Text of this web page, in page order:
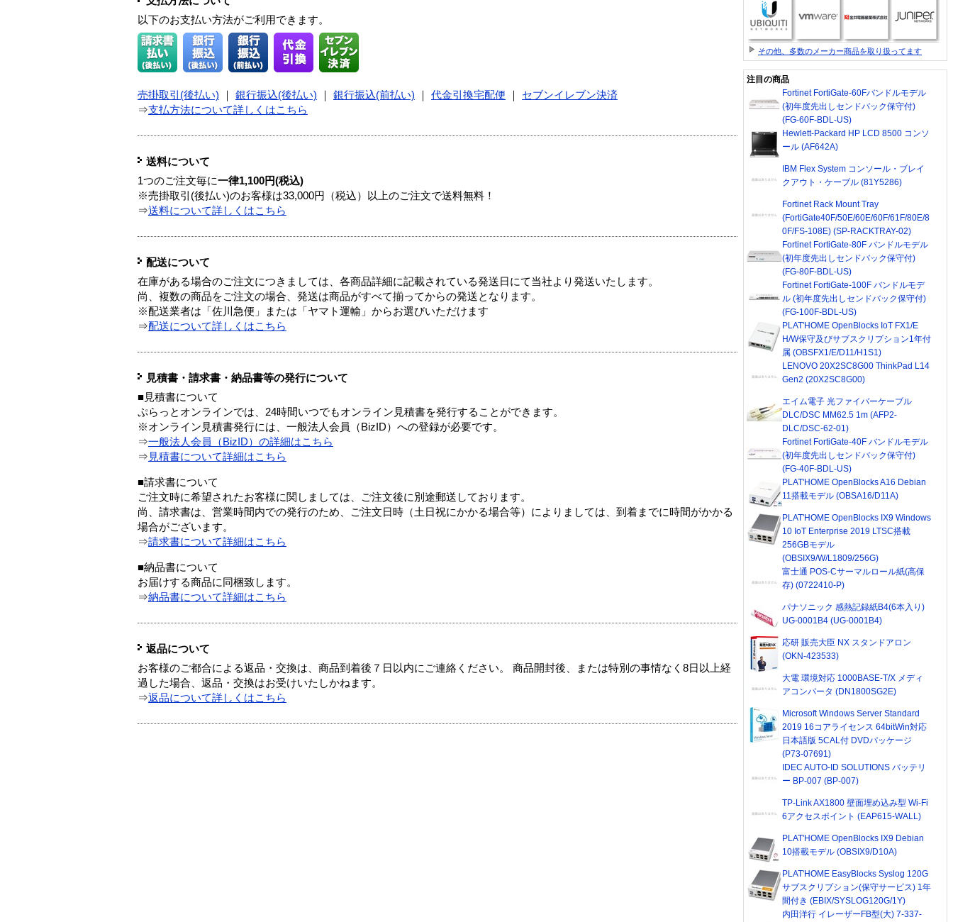
以下のお支払い方法がご利用できます。
売掛取引(後払い) 銀行振込(後払い) 銀行振込(前払い) 代金引換宅配便
セブンイレブン決済
⇒支払方法について詳しくはこちら
送料について
1つのご注文毎に一律1,100円(税込)
※売掛取引(後払い)のお客様は33,000円（税込）以上のご注文で送料無料！
⇒送料について詳しくはこちら
配送について
在庫がある場合のご注文につきましては、各商品詳細に記載されている発送日にて当社より発送いたします。
尚、複数の商品をご注文の場合、発送は商品がすべて揃ってからの発送となります。
※配送業者は「佐川急便」または「ヤマト運輸」からお選びいただけます
⇒配送について詳しくはこちら
見積書・請求書・納品書等の発行について
■見積書について
ぷらっとオンラインでは、24時間いつでもオンライン見積書を発行することができます。
※オンライン見積書発行には、一般法人会員（BizID）への登録が必要です。
⇒一般法人会員（BizID）の詳細はこちら
⇒ 見積書について詳細はこちら
■請求書について
ご注文時に希望されたお客様に関しましては、ご注文後に別途郵送しております。
尚、請求書は、営業時間内での発行のため、ご注文日時（土日祝にかかる場合等）によりましては、到着までに時間がかかる
場合がございます。
⇒請求書について詳細はこちら
■納品書について
お届けする商品に同梱致します。
⇒納品書について詳細はこちら
返品について
お客様のご都合による返品・交換は、商品到着後７日以内にご連絡ください。 商品開封後、または特別の事情なく8日以上経
過した場合、返品・交換はお受けいたしかねます。
⇒返品について詳しくはこちら
その他、多数のメーカー商品を取り扱ってます
注目の商品
Fortinet FortiGate-60Fバンドルモデル
(初年度先出しセンドバック保守付)
(FG-60F-BDL-US)
Hewlett-Packard HP LCD 8500 コンソ
ール (AF642A)
IBM Flex System コンソール・ブレイ
クアウト・ケーブル (81Y5286)
Fortinet Rack Mount Tray
(FortiGate40F/50E/60E/60F/61F/80E/8
0F/FS-108E) (SP-RACKTRAY-02)
Fortinet FortiGate-80F バンドルモデル
(初年度先出しセンドバック保守付)
(FG-80F-BDL-US)
Fortinet FortiGate-100F バンドルモデ
ル (初年度先出しセンドバック保守付)
(FG-100F-BDL-US)
PLAT'HOME OpenBlocks IoT FX1/E
H/W保守及びサブスクリプション1年付
属 (OBSFX1/E/D11/H1S1)
LENOVO 20X2SC8G00 ThinkPad L14
Gen2 (20X2SC8G00)
エイム電子 光ファイバーケーブル
DLC/DSC MM62.5 1m (AFP2-
DLC/DSC-62-01)
Fortinet FortiGate-40F バンドルモデル
(初年度先出しセンドバック保守付)
(FG-40F-BDL-US)
PLAT'HOME OpenBlocks A16 Debian
11搭載モデル (OBSA16/D11A)
PLAT'HOME OpenBlocks IX9 Windows
10 IoT Enterprise 2019 LTSC搭載
256GBモデル
(OBSIX9/W/L1809/256G)
富士通 POS-Cサーマルロール紙(高保
存) (0722410-P)
パナソニック 感熱記録紙B4(6本入り)
UG-0001B4 (UG-0001B4)
応研 販売大臣 NX スタンドアロン
(OKN-423533)
大電 環境対応 1000BASE-T/X メディ
アコンバータ (DN1800SG2E)
Microsoft Windows Server Standard
2019 16コアライセンス 64bitWin対応
日本語版 5CAL付 DVDパッケージ
(P73-07691)
IDEC AUTO-ID SOLUTIONS バッテリ
ー BP-007 (BP-007)
TP-Link AX1800 壁面埋め込み型 Wi-Fi
6アクセスポイント (EAP615-WALL)
PLAT'HOME OpenBlocks IX9 Debian
10搭載モデル (OBSIX9/D10A)
PLAT'HOME EasyBlocks Syslog 120G
サブスクリプション(保守サービス) 1年
間付き (EBIX/SYSLOG120G/1Y)
内田洋行 イレーザーFB型(大) 7-337-